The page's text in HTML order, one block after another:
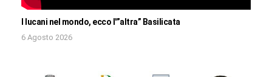
I lucani nel mondo, ecco l'”altra” Basilicata
6 Agosto 2026